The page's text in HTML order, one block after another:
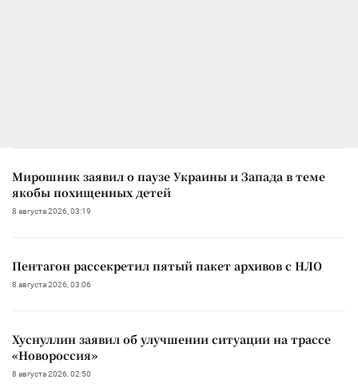
Мирошник заявил о паузе Украины и Запада в теме
якобы похищенных детей
8 августа 2026, 03:19
Пентагон рассекретил пятый пакет архивов с НЛО
8 августа 2026, 03:06
Хуснуллин заявил об улучшении ситуации на трассе
«Новороссия»
8 августа 2026, 02:50